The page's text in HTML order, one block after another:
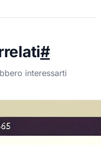
#
interessarti